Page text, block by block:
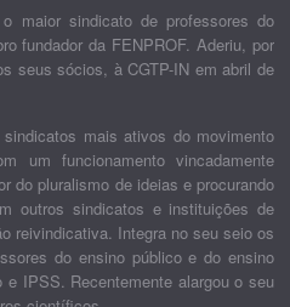
maior sindicato de professores do
fundador da FENPROF. Aderiu, por
seus sócios, à CGTP-IN em abril de
mais ativos do movimento
um funcionamento vincadamente
do pluralismo de ideias e procurando
outros sindicatos e instituições de
reivindicativa. Integra no seu seio os
do ensino público e do ensino
e IPSS. Recentemente alargou o seu